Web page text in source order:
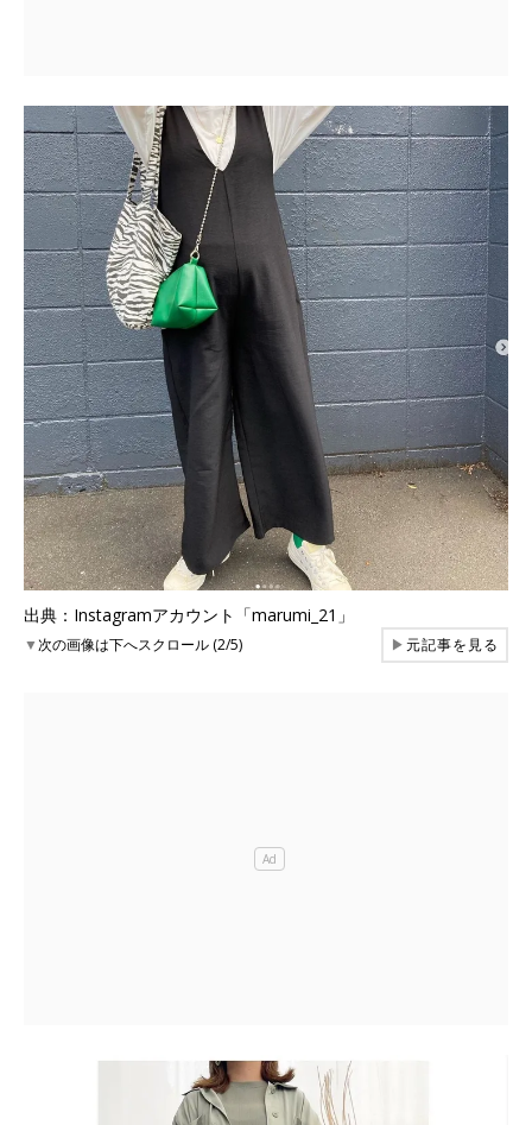
出典：Instagramアカウント「marumi_21」
▼次の画像は下へスクロール (2/5) ▶元記事を見る